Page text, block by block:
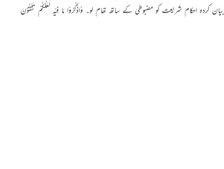
بیان کردہ احکام شریعت کو مضبوطی کے ساتھ تھام لو۔ وَّاذْکُرُوْا مَا فِیْہِ لَعَلَّکُمْ تَتَّقُوْنَ